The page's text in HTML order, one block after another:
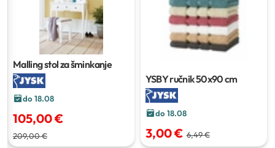
Malling stol za šminkanje
do 18.08
105,00 €
209,00 €
YSBY ručnik50x90 cm
do 18.08
3,00 € 6,49 €